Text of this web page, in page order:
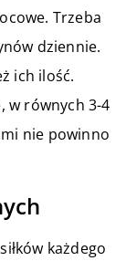
Trzeba
dziennie.
ich ilość.
w równych 3-4
nie powinno
każdego